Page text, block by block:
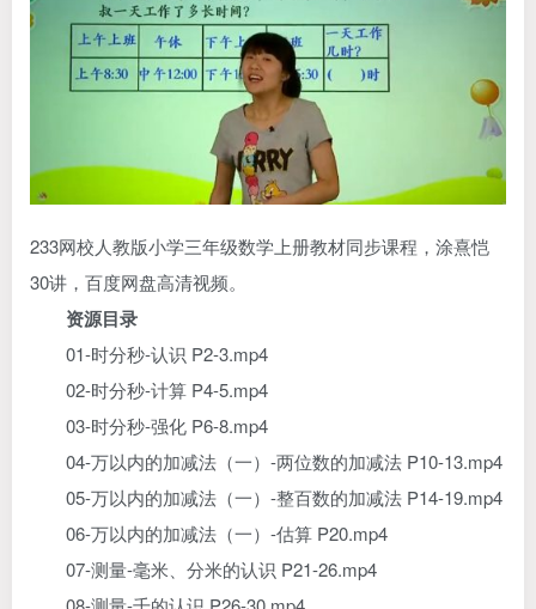
233网校人教版小学三年级数学上册教材同步课程，涂熹恺
30讲，百度网盘高清视频。
资源目录
01-时分秒-认识 P2-3.mp4
02-时分秒-计算 P4-5.mp4
03-时分秒-强化 P6-8.mp4
04-万以内的加减法（一）-两位数的加减法 P10-13.mp4
05-万以内的加减法（一）-整百数的加减法 P14-19.mp4
06-万以内的加减法（一）-估算 P20.mp4
07-测量-毫米、分米的认识 P21-26.mp4